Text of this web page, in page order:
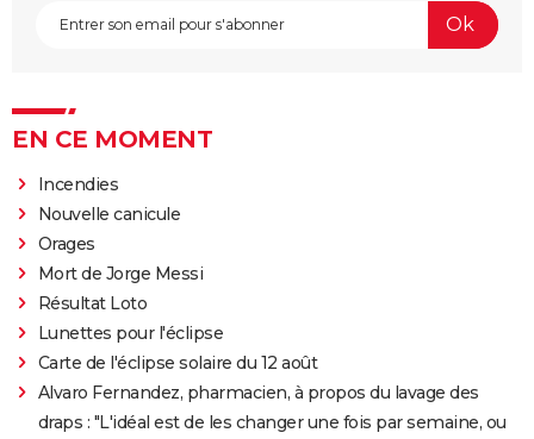
EN CE MOMENT
Incendies
Nouvelle canicule
Orages
Mort de Jorge Messi
Résultat Loto
Lunettes pour l'éclipse
Carte de l'éclipse solaire du 12 août
Alvaro Fernandez, pharmacien, à propos du lavage des
draps : "L'idéal est de les changer une fois par semaine, ou